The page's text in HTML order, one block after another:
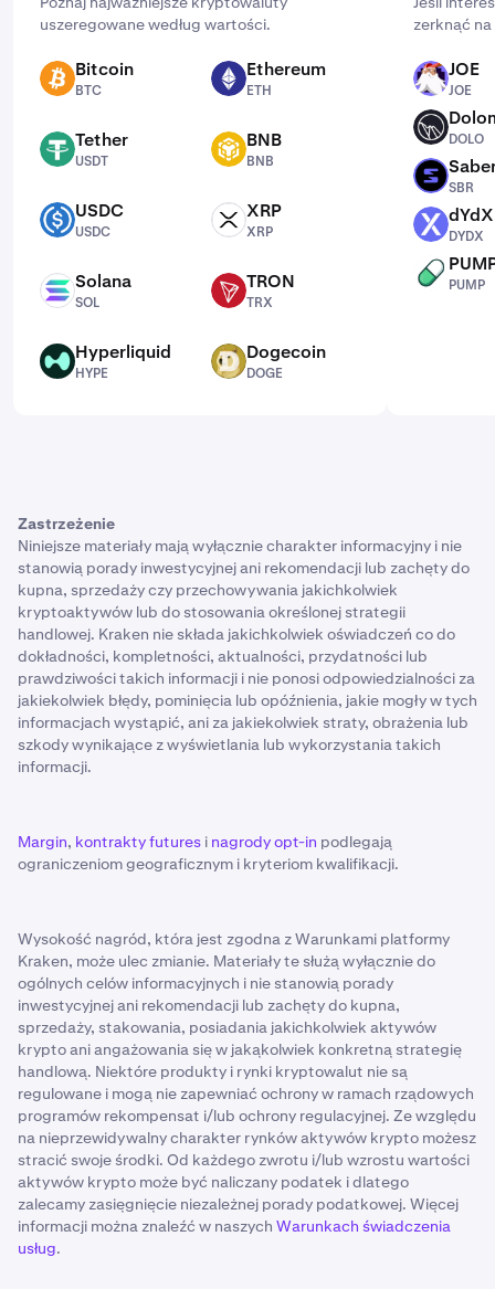
uszeregowane według wartości.
BTC Bitcoin
BTC
ETH Ethereum
ETH
USDT Tether
USDT
BNB BNB
BNB
USDC USDC
USDC
XRP XRP
XRP
SOL Solana
SOL
TRX TRON
TRX
HYPE Hyperliquid
HYPE
DOGE Dogecoin
DOGE
zerknąć
JOE JOE
JOE
DOLO
DOLO
SBR
SBR
DYDX dYdX
DYDX
PUMP
PUMP
Zastrzeżenie
Niniejsze materiały mają wyłącznie charakter informacyjny i nie
stanowią porady inwestycyjnej ani rekomendacji lub zachęty do
kupna, sprzedaży czy przechowywania jakichkolwiek
kryptoaktywów lub do stosowania określonej strategii
handlowej. Kraken nie składa jakichkolwiek oświadczeń co do
dokładności, kompletności, aktualności, przydatności lub
prawdziwości takich informacji i nie ponosi odpowiedzialności za
jakiekolwiek błędy, pominięcia lub opóźnienia, jakie mogły w tych
informacjach wystąpić, ani za jakiekolwiek straty, obrażenia lub
szkody wynikające z wyświetlania lub wykorzystania takich
informacji.
Margin, kontrakty futures i nagrody opt-in podlegają
ograniczeniom geograficznym i kryteriom kwalifikacji.
Wysokość nagród, która jest zgodna z Warunkami platformy
Kraken, może ulec zmianie. Materiały te służą wyłącznie do
ogólnych celów informacyjnych i nie stanowią porady
inwestycyjnej ani rekomendacji lub zachęty do kupna,
sprzedaży, stakowania, posiadania jakichkolwiek aktywów
krypto ani angażowania się w jakąkolwiek konkretną strategię
handlową. Niektóre produkty i rynki kryptowalut nie są
regulowane i mogą nie zapewniać ochrony w ramach rządowych
programów rekompensat i/lub ochrony regulacyjnej. Ze względu
na nieprzewidywalny charakter rynków aktywów krypto możesz
stracić swoje środki. Od każdego zwrotu i/lub wzrostu wartości
aktywów krypto może być naliczany podatek i dlatego
zalecamy zasięgnięcie niezależnej porady podatkowej. Więcej
informacji można znaleźć w naszych Warunkach świadczenia
usług.